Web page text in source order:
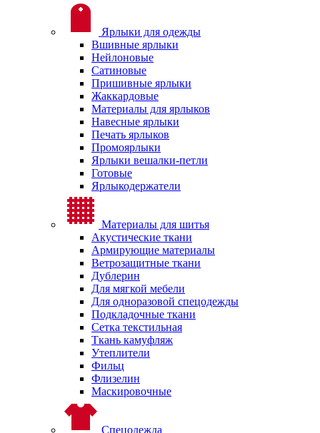
Ярлыки для одежды
Вшивные ярлыки
Нейлоновые
Сатиновые
Пришивные ярлыки
Жаккардовые
Материалы для ярлыков
Навесные ярлыки
Печать ярлыков
Промоярлыки
Ярлыки вешалки-петли
Готовые
Ярлыкодержатели
Материалы для шитья
Акустические ткани
Армирующие материалы
Ветрозащитные ткани
Дублерин
Для мягкой мебели
Для одноразовой спецодежды
Подкладочные ткани
Сетка текстильная
Ткань камуфляж
Утеплители
Фильц
Флизелин
Маскировочные
Спецодежда